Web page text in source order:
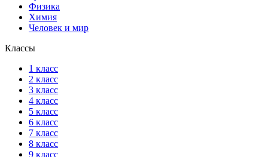
Физика
Химия
Человек и мир
Классы
1 класс
2 класс
3 класс
4 класс
5 класс
6 класс
7 класс
8 класс
9 класс